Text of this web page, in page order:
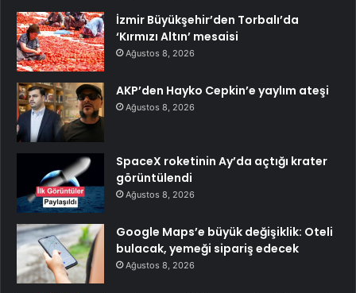
İzmir Büyükşehir’den Torbalı’da
‘Kırmızı Altın’ mesaisi
Ağustos 8, 2026
AKP’den Hayko Cepkin’e yaylım ateşi
Ağustos 8, 2026
SpaceX roketinin Ay’da açtığı krater
görüntülendi
Ağustos 8, 2026
Google Maps’e büyük değişiklik: Oteli
bulacak, yemeği sipariş edecek
Ağustos 8, 2026